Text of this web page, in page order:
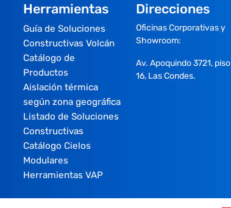
Herramientas
Guía de Soluciones
Constructivas Volcán
Catálogo de
Productos
Aislación térmica
según zona geográfica
Listado de Soluciones
Constructivas
Catálogo Cielos
Modulares
Herramientas VAP
Direcciones
Oficinas Corporativas y
Showroom:
Av. Apoquindo 3721, piso
16, Las Condes.